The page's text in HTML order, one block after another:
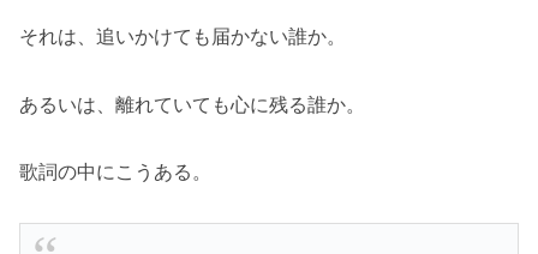
それは、追いかけても届かない誰か。
あるいは、離れていても心に残る誰か。
歌詞の中にこうある。